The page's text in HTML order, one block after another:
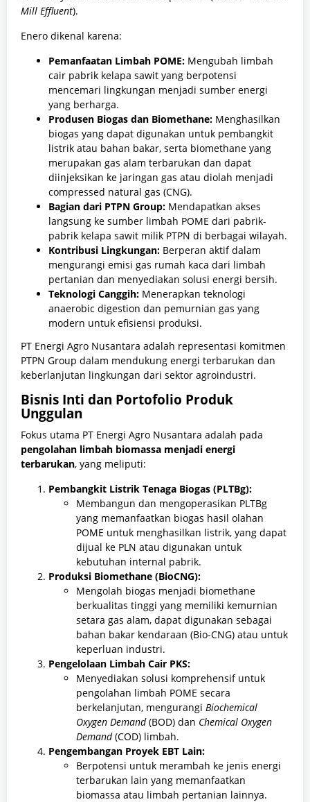
Mill Effluent).
Enero dikenal karena:
Pemanfaatan Limbah POME: Mengubah limbah
cair pabrik kelapa sawit yang berpotensi
mencemari lingkungan menjadi sumber energi
yang berharga.
Produsen Biogas dan Biomethane: Menghasilkan
biogas yang dapat digunakan untuk pembangkit
listrik atau bahan bakar, serta biomethane yang
merupakan gas alam terbarukan dan dapat
diinjeksikan ke jaringan gas atau diolah menjadi
compressed natural gas (CNG).
Bagian dari PTPN Group: Mendapatkan akses
langsung ke sumber limbah POME dari pabrik-
pabrik kelapa sawit milik PTPN di berbagai wilayah.
Kontribusi Lingkungan: Berperan aktif dalam
mengurangi emisi gas rumah kaca dari limbah
pertanian dan menyediakan solusi energi bersih.
Teknologi Canggih: Menerapkan teknologi
anaerobic digestion dan pemurnian gas yang
modern untuk efisiensi produksi.
PT Energi Agro Nusantara adalah representasi komitmen
PTPN Group dalam mendukung energi terbarukan dan
keberlanjutan lingkungan dari sektor agroindustri.
Bisnis Inti dan Portofolio Produk
Unggulan
Fokus utama PT Energi Agro Nusantara adalah pada
pengolahan limbah biomassa menjadi energi
terbarukan, yang meliputi:
Pembangkit Listrik Tenaga Biogas (PLTBg):
Membangun dan mengoperasikan PLTBg
yang memanfaatkan biogas hasil olahan
POME untuk menghasilkan listrik, yang dapat
dijual ke PLN atau digunakan untuk
kebutuhan internal pabrik.
Produksi Biomethane (BioCNG):
Mengolah biogas menjadi biomethane
berkualitas tinggi yang memiliki kemurnian
setara gas alam, dapat digunakan sebagai
bahan bakar kendaraan (Bio-CNG) atau untuk
keperluan industri.
Pengelolaan Limbah Cair PKS:
Menyediakan solusi komprehensif untuk
pengolahan limbah POME secara
berkelanjutan, mengurangi Biochemical
Oxygen Demand(BOD) dan Chemical Oxygen
Demand(COD) limbah.
Pengembangan Proyek EBT Lain:
Berpotensi untuk merambah ke jenis energi
terbarukan lain yang memanfaatkan
biomassa atau limbah pertanian lainnya.